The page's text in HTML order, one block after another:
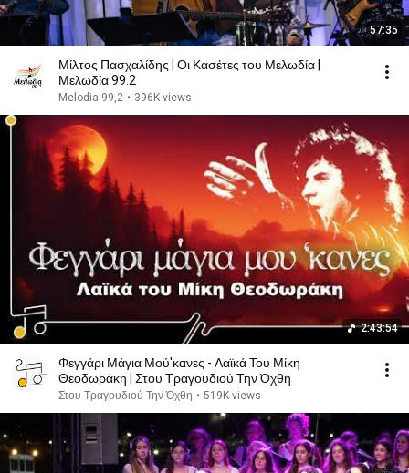
57:35
Μίλτος Πασχαλίδης | Οι Κασέτες του Μελωδία |
Μελωδία 99.2
Melodia 99,2 • 396K views
2:43:54
Φεγγάρι Μάγια Μού'κανες - Λαϊκά Του Μίκη
Θεοδωράκη | Στου Τραγουδιού Την Όχθη
Στου Τραγουδιού Την Όχθη • 519K views